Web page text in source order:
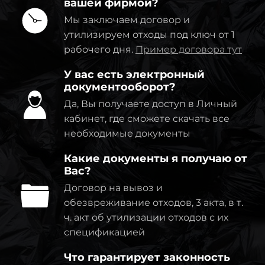
вашей фирмой?
Мы заключаем договор и
утилизируем отходы под ключ от 1
рабочего дня. Пример договора тут
У вас есть электронный
документооборот?
Да, Вы получаете доступ в Личный
кабинет, где сможете скачать все
необходимые документы
Какие документы я получаю от
Вас?
Договор на вывоз и
обезвреживание отходов, 3 акта, в т.
ч. акт об утилизации отходов с их
спецификацией
Что гарантирует законность